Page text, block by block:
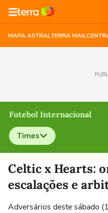
MAPA ASTRALTERRA MAIL
Futebol Internacional
Times
Selecione o time para ver
Celtic x Hearts:
escalações e
Adversários deste sábado